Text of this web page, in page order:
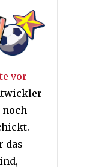
vor
noch
das